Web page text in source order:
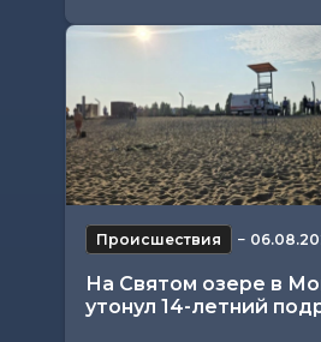
Происшествия −
На Святом озере в
утонул 14-летний